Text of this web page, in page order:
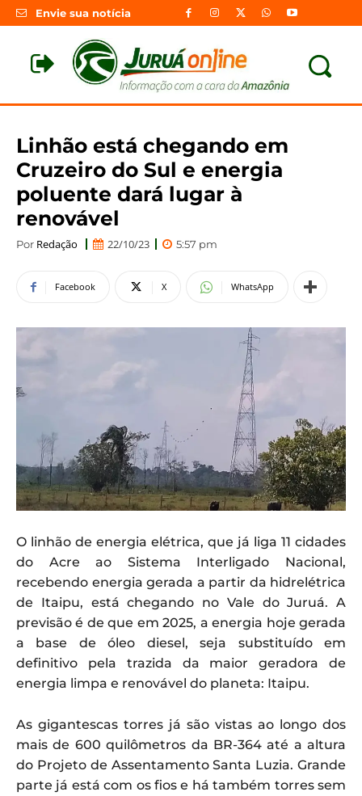
Envie sua notícia
Linhão está chegando em
Cruzeiro do Sul e energia
poluente dará lugar à
renovável
Por Redação 22/10/23 5:57 pm
Facebook X WhatsApp
O linhão de energia elétrica, que já liga 11 cidades
do Acre ao Sistema Interligado Nacional,
recebendo energia gerada a partir da hidrelétrica
de Itaipu, está chegando no Vale do Juruá. A
previsão é de que em 2025, a energia hoje gerada
a base de óleo diesel, seja substituído em
definitivo pela trazida da maior geradora de
energia limpa e renovável do planeta: Itaipu.
As gigantescas torres já são vistas ao longo dos
mais de 600 quilômetros da BR-364 até a altura
do Projeto de Assentamento Santa Luzia. Grande
parte já está com os fios e há também torres sem